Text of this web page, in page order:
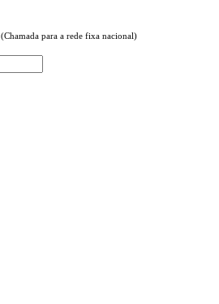
(Chamada para a rede fixa nacional)